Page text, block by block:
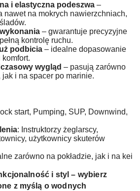
i elastyczna podeszwa –
nawet na mokrych nawierzchniach,
– gwarantuje precyzyjne
kontrolę ruchu.
podbicia – idealne dopasowanie
wygląd – pasują zarówno
jak i na spacer po marinie.
start, Pumping, SUP, Downwind,
: Instruktorzy żeglarscy,
użytkownicy skuterów
zarówno na pokładzie, jak i na kei
i styl – wybierz
z myślą o wodnych